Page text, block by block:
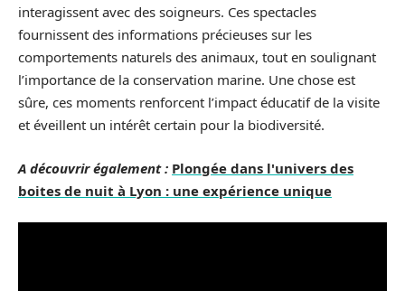
interagissent avec des soigneurs. Ces spectacles
fournissent des informations précieuses sur les
comportements naturels des animaux, tout en soulignant
l’importance de la conservation marine. Une chose est
sûre, ces moments renforcent l’impact éducatif de la visite
et éveillent un intérêt certain pour la biodiversité.
A découvrir également : Plongée dans l'univers des
boites de nuit à Lyon : une expérience unique